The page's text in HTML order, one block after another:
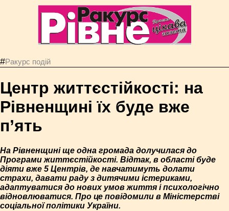
#Ракурс подій
Центр життєстійкості: на
Рівненщині їх буде вже
п’ять
На Рівненщині ще одна громада долучилася до
Програми життєстійкості. Відтак, в області буде
діяти вже 5 Центрів, де навчатимуть долати
страхи, давати раду з дитячими істериками,
адаптуватися до нових умов життя і психологічно
відновлюватися. Про це повідомили в Міністерстві
соціальної політики України.